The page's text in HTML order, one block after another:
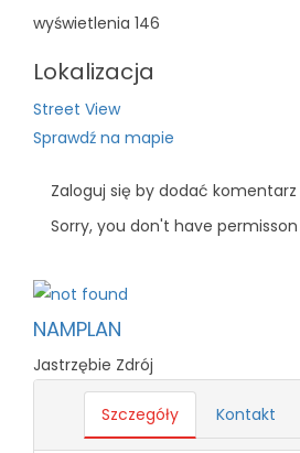
wyświetlenia 146
Lokalizacja
Street View
Sprawdź na mapie
Zaloguj się by dodać komentarz
Sorry, you don't have
NAMPLAN
Jastrzębie Zdrój
Szczegóły Kontakt